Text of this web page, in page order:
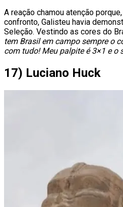
A reação chamou atenção
confronto, Galisteu havia
Seleção. Vestindo as cores do
tem Brasil em campo sempre o
com tudo! Meu palpite é 3×1 e o
17) Luciano Huck